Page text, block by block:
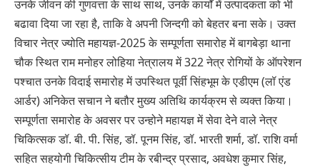
उनके जीवन की गुणवत्ता के साथ साथ, उनके कार्यों में उत्पादकता को भी
बढावा दिया जा रहा है, ताकि वे अपनी जिन्दगी को बेहतर बना सके। उक्त
विचार नेत्र ज्योति महायज्ञ-2025 के सम्पूर्णता समारोह में बागबेड़ा थाना
चौक स्थित राम मनोहर लोहिया नेत्रालय में 322 नेत्र रोगियों के ऑपरेशन
पश्चात उनके विदाई समारोह में उपस्थित पूर्वी सिंहभूम के एडीएम (लॉ एंड
आर्डर) अनिकेत सचान ने बतौर मुख्य अतिथि कार्यक्रम से व्यक्त किया।
सम्पूर्णता समारोह के अवसर पर उन्होने महायज्ञ में सेवा देने वाले नेत्र
चिकित्सक डॉ. बी. पी. सिंह, डॉ. पूनम सिंह, डॉ. भारती शर्मा, डॉ. राशि वर्मा
सहित सहयोगी चिकित्सीय टीम के रबीन्द्र प्रसाद, अवधेश कुमार सिंह,